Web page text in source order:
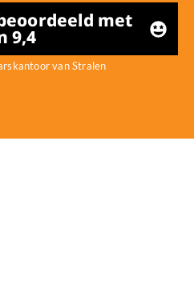
met
9,4
van Stralen